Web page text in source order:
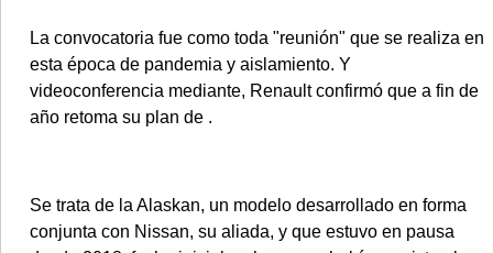
La convocatoria fue como toda "reunión" que se realiza en
esta época de pandemia y aislamiento. Y
videoconferencia mediante, Renault confirmó que a fin de
año retoma su plan de .
Se trata de la Alaskan, un modelo desarrollado en forma
conjunta con Nissan, su aliada, y que estuvo en pausa